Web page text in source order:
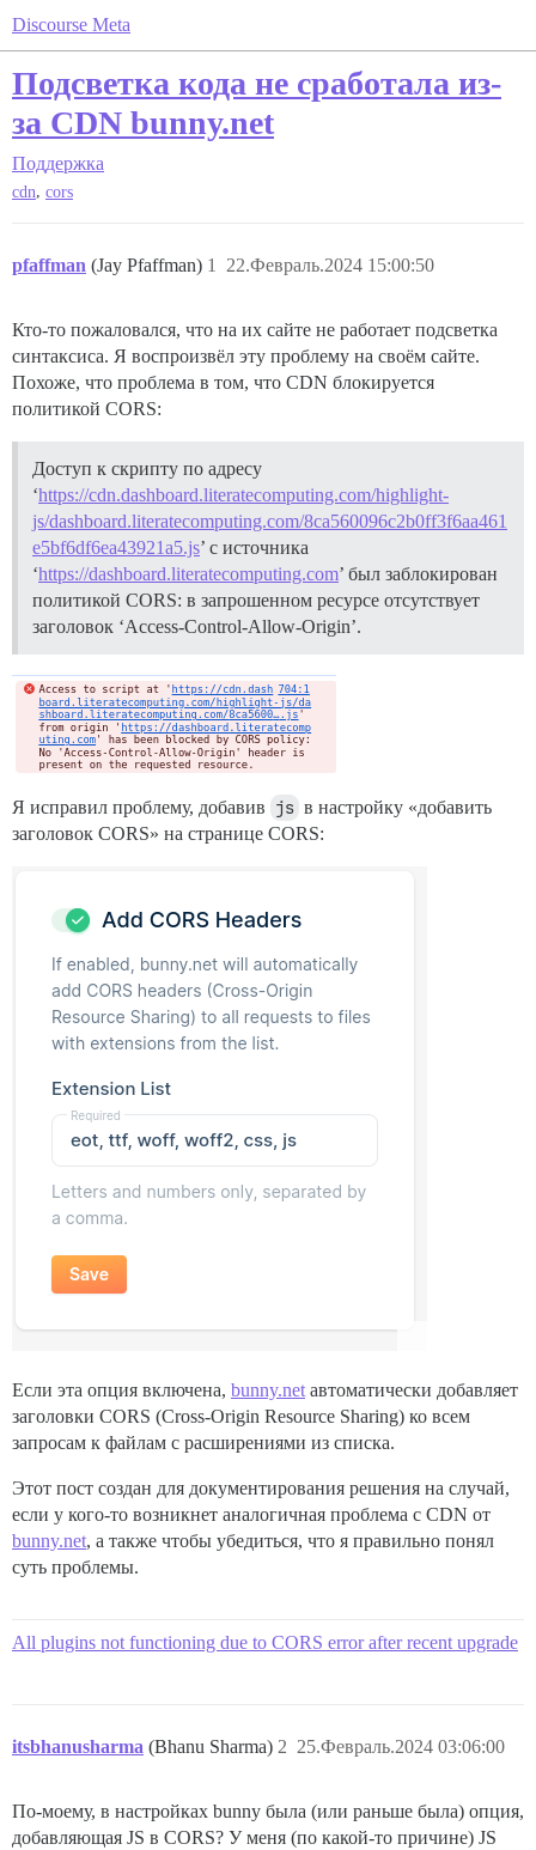
Discourse Meta
Подсветка кода не сработала из-
за CDN bunny.net
Поддержка
cdn, cors
pfaffman (Jay Pfaffman) 22.Февраль.2024 15:00:50
1
Кто-то пожаловался, что на их сайте не работает подсветка
синтаксиса. Я воспроизвёл эту проблему на своём сайте.
Похоже, что проблема в том, что CDN блокируется
политикой CORS:
Доступ к скрипту по адресу
‘https://cdn.dashboard.literatecomputing.com/highlight-
js/dashboard.literatecomputing.com/8ca560096c2b0ff3f6aa461
e5bf6df6ea43921a5.js’ с источника
‘https://dashboard.literatecomputing.com’ был заблокирован
политикой CORS: в запрошенном ресурсе отсутствует
заголовок ‘Access-Control-Allow-Origin’.
Я исправил проблему, добавив js в настройку «добавить
заголовок CORS» на странице CORS:
Если эта опция включена, bunny.net автоматически добавляет
заголовки CORS (Cross-Origin Resource Sharing) ко всем
запросам к файлам с расширениями из списка.
Этот пост создан для документирования решения на случай,
если у кого-то возникнет аналогичная проблема с CDN от
bunny.net, а также чтобы убедиться, что я правильно понял
суть проблемы.
All plugins not functioning due to CORS error after recent upgrade
itsbhanusharma (Bhanu Sharma) 25.Февраль.2024 03:06:00
2
По-моему, в настройках bunny была (или раньше была) опция,
добавляющая JS в CORS? У меня (по какой-то причине) JS